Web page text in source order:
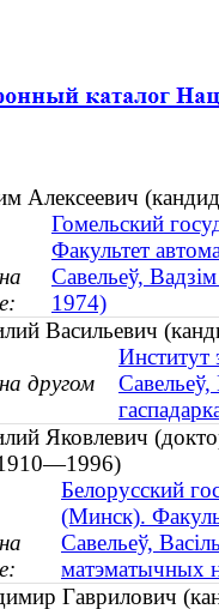
Алексеевич
Гомельский
Факультет
Савельеў,
1974)
Васильевич
Институт
другом
Савельеў,
Яковлевич
1910—1996)
Белорусский
(Минск).
Савельеў,
матэматычных
Гаврилович